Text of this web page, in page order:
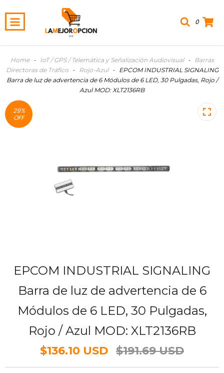
0
Home - IoT / GPS / Telemática y Señalización Audiovisual -
Barras
Directoras de Tráfico
- Rojo-Azul -
EPCOM INDUSTRIAL SIGNALING
Barra de luz de advertencia de 6 Módulos de 6 LED, 30 Pulgadas, Rojo /
Azul MOD: XLT2136RB
29%
OFF
EPCOM INDUSTRIAL SIGNALING
Barra de luz de advertencia de 6
Módulos de 6 LED, 30 Pulgadas,
Rojo / Azul MOD: XLT2136RB
$136.10 USD $191.69 USD